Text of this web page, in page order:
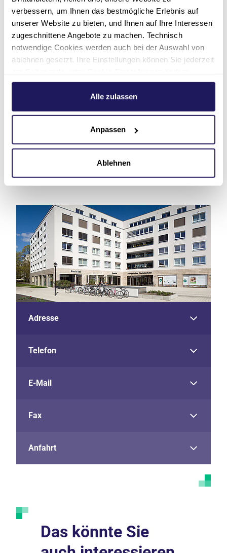
verbessern, um Ihnen das bestmögliche Erlebnis auf
unserer Website zu bieten, und Ihnen auf Ihre Interessen
zugeschnittene Angebote zu machen. Technisch
notwendige Cookies werden auch bei der Auswahl von
ablehnen gesetzt. Ihre Einstellungen können Sie jederzeit
Weitere Informationen hierzu finden Sie in unserer
.Alle zulassen
Anpassen
Ablehnen
Einrichtung
Pflege & Wohnen Elisabeth
Zur Ausschreibung
Weitere Stellen finden
Kontakt
Adresse
Telefon
E-Mail
Fax
Anfahrt
Das könnte Sie